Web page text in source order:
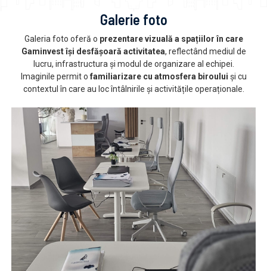
Galerie foto
Galeria foto oferă o prezentare vizuală a spațiilor în care
Gaminvest își desfășoară activitatea, reflectând mediul de
lucru, infrastructura și modul de organizare al echipei.
Imaginile permit o familiarizare cu atmosfera biroului și cu
contextul în care au loc întâlnirile și activitățile operaționale.